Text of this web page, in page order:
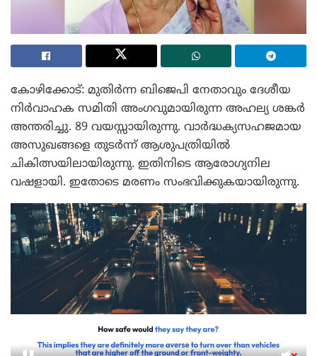
കോഴിക്കോട്: മുതിർന്ന ബിജെപി നേതാവും ദേശീയ
നിർവാഹക സമിതി അംഗവുമായിരുന്ന അഹല്യ ശങ്കർ
അന്തരിച്ചു. 89 വയസ്സായിരുന്നു. വാർദ്ധക്യസഹജമായ
അസുഖങ്ങളെ തുടർന്ന് ആശുപത്രിയിൽ
ചികിത്സയിലായിരുന്നു. ഇതിനിടെ ആരോഗ്യനില
വഷളായി. ഇതോടെ മരണം സംഭവിക്കുകയായിരുന്നു.